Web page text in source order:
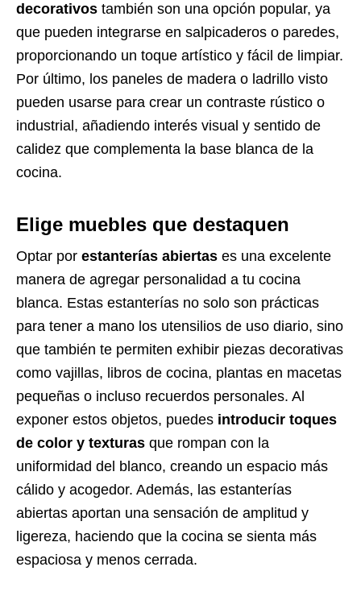
decorativos también son una opción popular, ya
que pueden integrarse en salpicaderos o paredes,
proporcionando un toque artístico y fácil de limpiar.
Por último, los paneles de madera o ladrillo visto
pueden usarse para crear un contraste rústico o
industrial, añadiendo interés visual y sentido de
calidez que complementa la base blanca de la
cocina.
Elige muebles que destaquen
Optar por estanterías abiertas es una excelente
manera de agregar personalidad a tu cocina
blanca. Estas estanterías no solo son prácticas
para tener a mano los utensilios de uso diario, sino
que también te permiten exhibir piezas decorativas
como vajillas, libros de cocina, plantas en macetas
pequeñas o incluso recuerdos personales. Al
exponer estos objetos, puedes introducir toques
de color y texturas que rompan con la
uniformidad del blanco, creando un espacio más
cálido y acogedor. Además, las estanterías
abiertas aportan una sensación de amplitud y
ligereza, haciendo que la cocina se sienta más
espaciosa y menos cerrada.